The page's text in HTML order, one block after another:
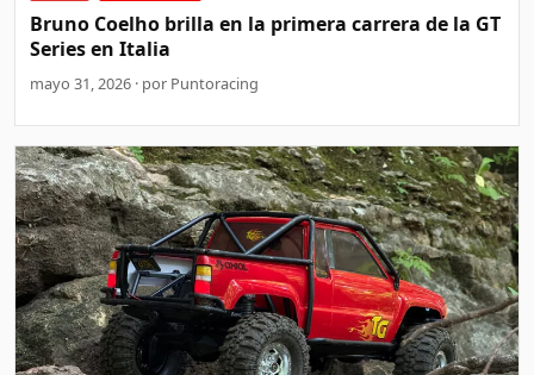
Bruno Coelho brilla en la primera carrera de la GT
Series en Italia
mayo 31, 2026 · por Puntoracing